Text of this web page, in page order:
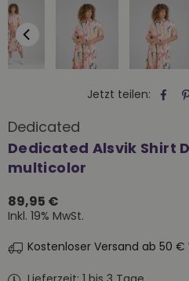
Jetzt teilen:
Dedicated
Dedicated Alsvik Shirt
multicolor
Normaler
Preis
89,95 €
Inkl. 19% MwSt.
Kostenloser Versand ab 50